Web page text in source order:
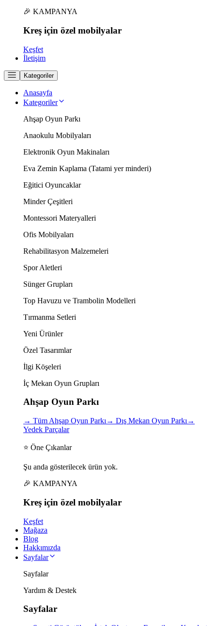
🎉 KAMPANYA
Kreş için özel mobilyalar
Keşfet
İletişim
Kategoriler
Anasayfa
Kategoriler
Ahşap Oyun Parkı
Anaokulu Mobilyaları
Elektronik Oyun Makinaları
Eva Zemin Kaplama (Tatami yer minderi)
Eğitici Oyuncaklar
Minder Çeşitleri
Montessori Materyalleri
Ofis Mobilyaları
Rehabilitasyon Malzemeleri
Spor Aletleri
Sünger Grupları
Top Havuzu ve Trambolin Modelleri
Tırmanma Setleri
Yeni Ürünler
Özel Tasarımlar
İlgi Köşeleri
İç Mekan Oyun Grupları
Ahşap Oyun Parkı
→ Tüm Ahşap Oyun Parkı → Dış Mekan Oyun Parkı →
Yedek Parçalar
⭐ Öne Çıkanlar
Şu anda gösterilecek ürün yok.
🎉 KAMPANYA
Kreş için özel mobilyalar
Keşfet
Mağaza
Blog
Hakkımızda
Sayfalar
Sayfalar
Yardım & Destek
Sayfalar